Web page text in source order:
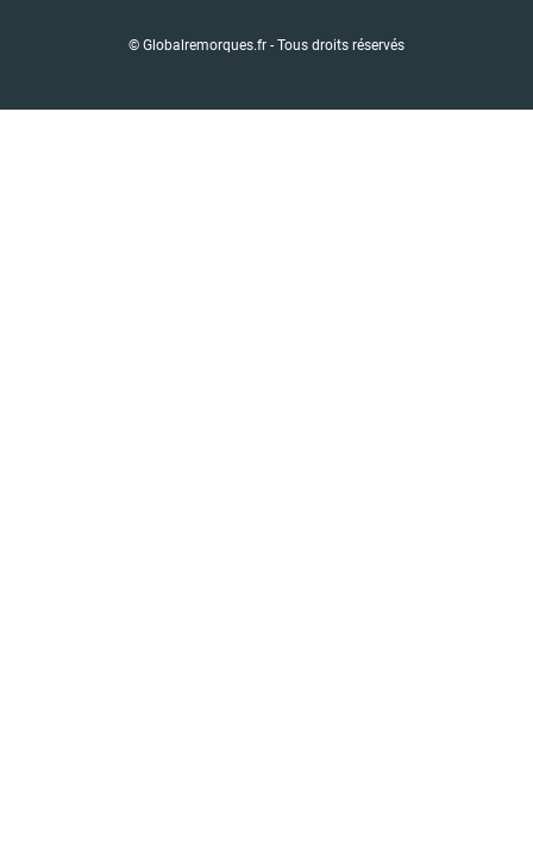
© Globalremorques.fr - Tous droits réservés